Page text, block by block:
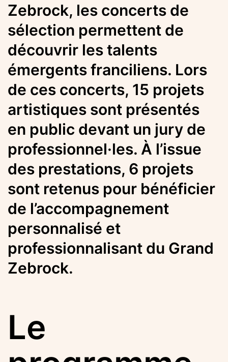
Zebrock, les concerts de
sélection permettent de
découvrir les talents
émergents franciliens. Lors
de ces concerts, 15 projets
artistiques sont présentés
en public devant un jury de
professionnel·les. À l’issue
des prestations, 6 projets
sont retenus pour bénéficier
de l’accompagnement
personnalisé et
professionnalisant du Grand
Zebrock.
Le